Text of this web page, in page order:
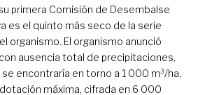
primera Comisión de Desembalse
es el quinto más seco de la serie
organismo. El organismo anunció
ausencia total de precipitaciones,
encontraría en torno a 1 000 m³/ha,
máxima, cifrada en 6 000